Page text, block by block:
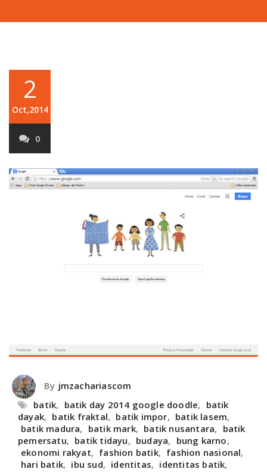
2
Oct,2014
0
By jmzachariascom
batik, batik day 2014 google doodle, batik
dayak, batik fraktal, batik impor, batik lasem,
batik madura, batik mark, batik nusantara, batik
pemersatu, batik tidayu, budaya, bung karno,
ekonomi rakyat, fashion batik, fashion nasional,
hari batik, ibu sud, identitas, identitas batik,